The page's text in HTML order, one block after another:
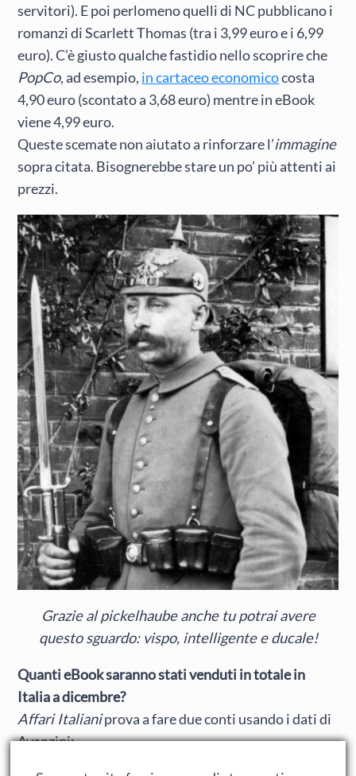
servitori). E poi perlomeno quelli di NC pubblicano i
romanzi di Scarlett Thomas (tra i 3,99 euro e i 6,99
euro). C’è giusto qualche fastidio nello scoprire che
PopCo, ad esempio, in cartaceo economicocosta
4,90 euro (scontato a 3,68 euro) mentre in eBook
viene 4,99 euro.
Queste scemate non aiutato a rinforzare l’immagine
sopra citata. Bisognerebbe stare un po’ più attenti ai
prezzi.
Grazie al pickelhaube anche tu potrai avere
questo sguardo: vispo, intelligente e ducale!
Quanti eBook saranno stati venduti in totale in
Italia a dicembre?
Affari Italianiprova a fare due conti usando i dati di
Avanzini: